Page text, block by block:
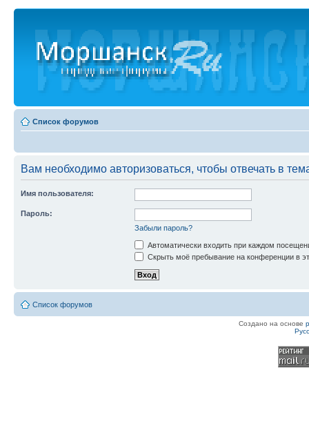
Список форумов
Вам необходимо авторизоваться, чтобы отвечать в
Имя пользователя:
Пароль:
Забыли пароль?
Автоматически входить при каждом
Скрыть моё пребывание на конференции в
Список форумов
Создано на основе